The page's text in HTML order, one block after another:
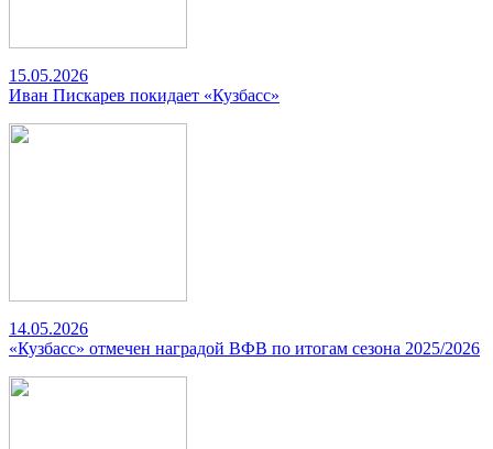
15.05.2026
Иван Пискарев покидает «Кузбасс»
14.05.2026
«Кузбасс» отмечен наградой ВФВ по итогам сезона 2025/2026